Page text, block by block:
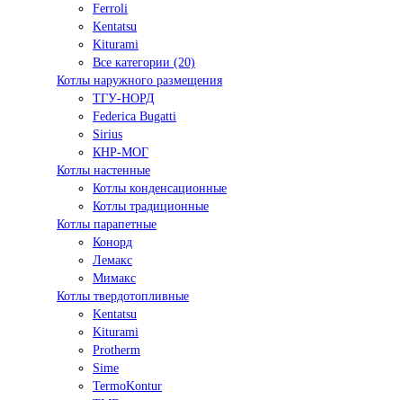
Ferroli
Kentatsu
Kiturami
Все категории (20)
Котлы наружного размещения
ТГУ-НОРД
Federica Bugatti
Sirius
КНР-МОГ
Котлы настенные
Котлы конденсационные
Котлы традиционные
Котлы парапетные
Конорд
Лемакс
Мимакс
Котлы твердотопливные
Kentatsu
Kiturami
Protherm
Sime
TermoKontur